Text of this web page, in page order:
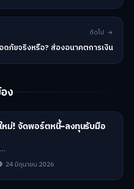
ถัดไป →
ภัยจริงหรือ? ส่องอนาคตการเงิน
ง
ใหม่! จัดพอร์ตหนี้-ลงทุนรับมือ
24 มิถุนายน 2026